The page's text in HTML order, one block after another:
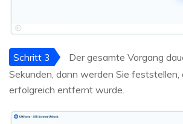
Schritt 3
Der gesamte Vorgang
Sekunden, dann werden Sie feststellen,
erfolgreich entfernt wurde.